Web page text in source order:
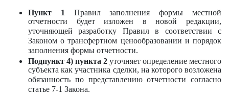
Пункт 1 Правил заполнения формы местной
отчетности будет изложен в новой редакции,
уточняющей разработку Правил в соответствии с
Законом о трансфертном ценообразовании и порядок
заполнения формы отчетности.
Подпункт 4) пункта 2 уточняет определение местного
субъекта как участника сделки, на которого возложена
обязанность по представлению отчетности согласно
статье 7-1 Закона.